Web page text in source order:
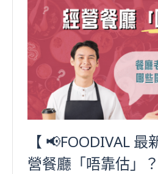
【 📢FOODIVAL
營餐廳「唔靠估」